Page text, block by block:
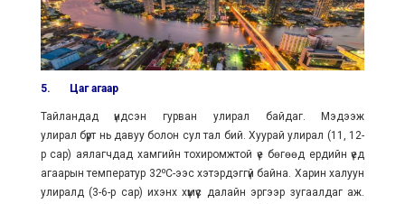
5. Цаг агаар
Тайландад үндсэн гурван улирал байдаг. Мэдээж
улирал бүрт нь давуу болон сул тал бий. Хуурай улирал (11, 12-
р сар) аялагчдад хамгийн тохиромжтой үе бөгөөд ердийн үед
агаарын температур 32⁰С-ээс хэтэрдэггүй байна. Харин халуун
улиралд (3-6-р сар) ихэнх хүмүүс далайн эргээр зугаалдаг аж.